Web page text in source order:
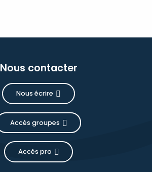
Nous contacter
Nous écrire
Accès groupes
Accès pro